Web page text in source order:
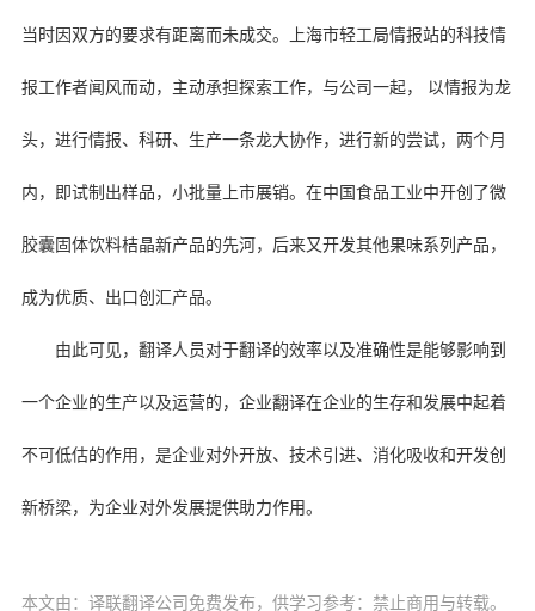
当时因双方的要求有距离而未成交。上海市轻工局情报站的科技情
报工作者闻风而动，主动承担探索工作，与公司一起， 以情报为龙
头，进行情报、科研、生产一条龙大协作，进行新的尝试，两个月
内，即试制出样品，小批量上市展销。在中国食品工业中开创了微
胶囊固体饮料桔晶新产品的先河，后来又开发其他果味系列产品，
成为优质、出口创汇产品。
由此可见，翻译人员对于翻译的效率以及准确性是能够影响到
一个企业的生产以及运营的，企业翻译在企业的生存和发展中起着
不可低估的作用，是企业对外开放、技术引进、消化吸收和开发创
新桥梁，为企业对外发展提供助力作用。
本文由：译联翻译公司免费发布，供学习参考：禁止商用与转载。